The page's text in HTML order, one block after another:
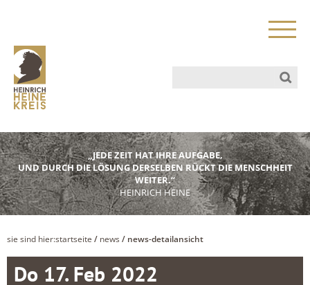
„JEDE ZEIT HAT IHRE AUFGABE,
UND DURCH DIE LÖSUNG DERSELBEN RÜCKT DIE MENSCHHEIT
WEITER.“
HEINRICH HEINE
sie sind hier:startseite / news/ news-detailansicht
Do 17. Feb 2022